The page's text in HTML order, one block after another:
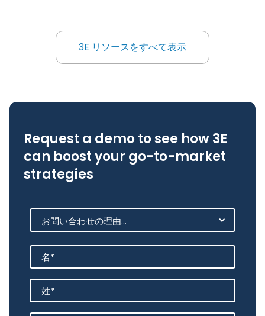
Request a demo to see how 3E
can boost your go-to-market